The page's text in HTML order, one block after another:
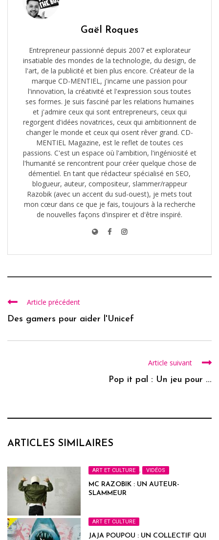
Gaël Roques
Entrepreneur passionné depuis 2007 et explorateur
insatiable des mondes de la technologie, du design, de
l'art, de la publicité et bien plus encore. Créateur de la
marque CD-MENTIEL, j'incarne une passion pour
l'innovation, la créativité et l'expression sous toutes
ses formes. Je suis fasciné par les relations humaines
et j'admire ceux qui sont entrepreneurs, ceux qui
regorgent d'idées novatrices, ceux qui ambitionnent de
changer le monde et ceux qui osent rêver grand. CD-
MENTIEL Magazine, est le reflet de toutes ces
passions. C'est un espace où l'ambition, l'ingéniosité et
l'humanité se rencontrent pour créer quelque chose de
démentiel. En tant que rédacteur spécialisé en SEO,
blogueur, auteur, compositeur, slammer/rappeur
Razobik (avec un accent du sud-ouest), je mets tout
mon cœur dans ce que je fais, toujours à la recherche
de nouvelles façons d'inspirer et d'être inspiré.
Article précédent
Des gamers pour aider l'Unicef
Article suivant
Pop it pal : Un jeu pour ...
ARTICLES SIMILAIRES
ART ET CULTURE , VIDÉOS
MC RAZOBIK : UN AUTEUR-
SLAMMEUR
ART ET CULTURE
JAJA POUPOU : UN COLLECTIF QUI